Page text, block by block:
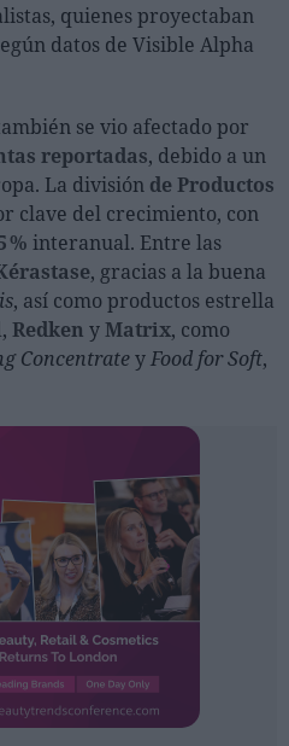
SESIÓN
quienes proyectaban
datos de Visible Alpha
se vio afectado por
reportadas, debido a un
La división de Productos
clave del crecimiento, con
% interanual. Entre las
, gracias a la buena
, así como productos estrella
, Redken yMatrix, como
ConcentrateyFood for Soft,